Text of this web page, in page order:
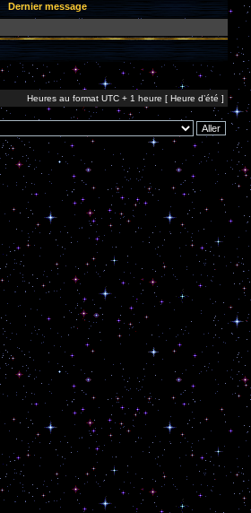
Dernier message
Heures au format UTC + 1 heure [ Heure d’été ]